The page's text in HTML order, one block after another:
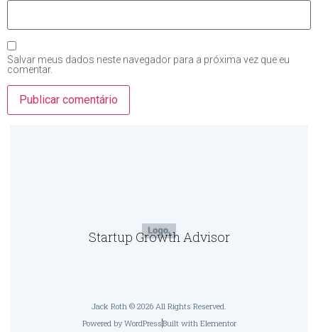
Salvar meus dados neste navegador para a próxima vez que eu
comentar.
Startup Growth Advisor
Jack Roth © 2026 All Rights Reserved.
Powered by WordPressBuilt with Elementor